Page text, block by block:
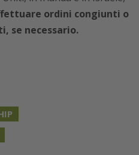
ordini congiunti o
se necessario.